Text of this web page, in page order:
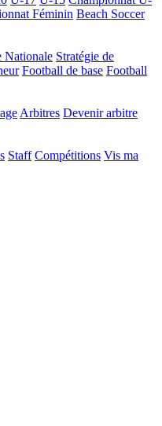
Féminin Beach Soccer
Nationale Stratégie de
Football de base Football
Arbitres Devenir arbitre
Staff Compétitions Vis ma